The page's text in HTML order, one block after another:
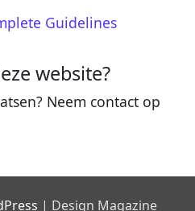
Guidelines
website?
Neem contact op
| Design Magazine